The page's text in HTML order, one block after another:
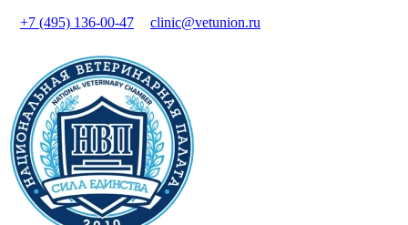
+7 (495) 136-00-47 clinic@vetunion.ru